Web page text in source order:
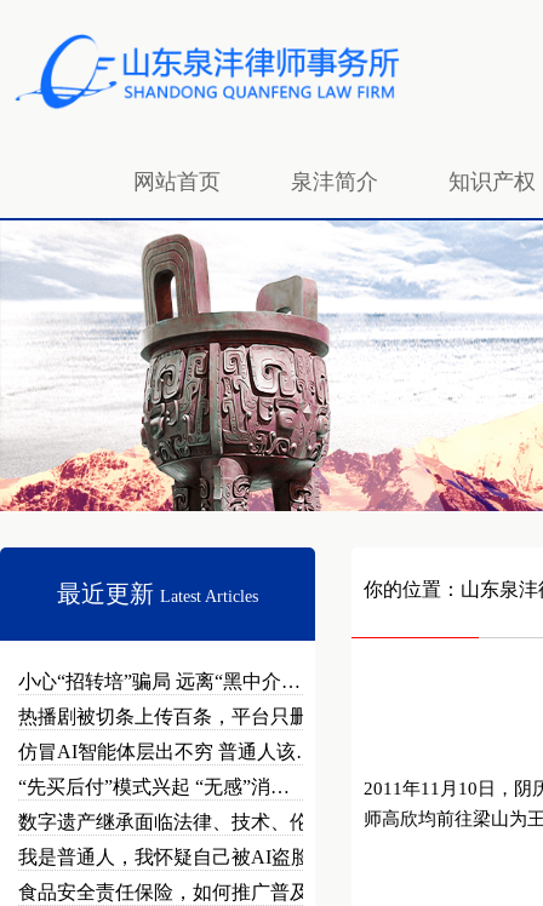
网站首页 泉沣简介 知识产权
招贤纳士
最近更新 Latest Articles
小心“招转培”骗局 远离“黑中介…
热播剧被切条上传百条，平台只删不…
仿冒AI智能体层出不穷 普通人该…
“先买后付”模式兴起 “无感”消…
数字遗产继承面临法律、技术、伦理…
我是普通人，我怀疑自己被AI盗脸…
食品安全责任保险，如何推广普及？
你的位置： 山东泉
2011年11月10日，阴
师高欣均前往梁山为